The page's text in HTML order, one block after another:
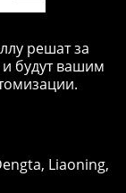
решат за
будут вашим
Liaoning,